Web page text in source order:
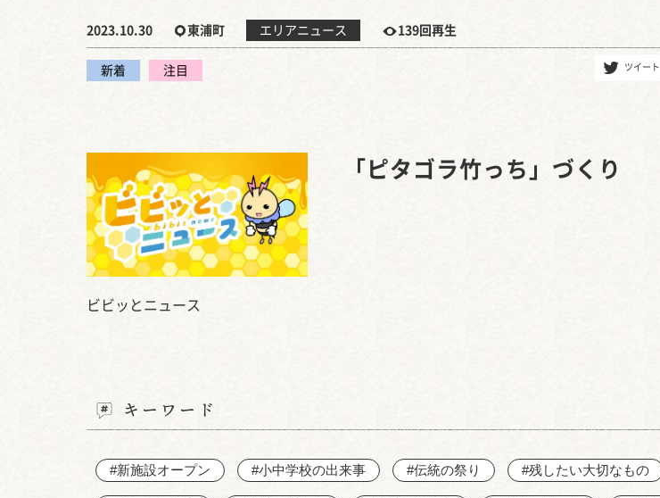
2023.10.30 東浦町 エリアニュース 139回再生
新着 注目 ツイート
ビビッとニュース
「ピタゴラ竹っち」づくり
キーワード
#新施設オープン #小中学校の出来事 #伝統の祭り #残したい大切なもの